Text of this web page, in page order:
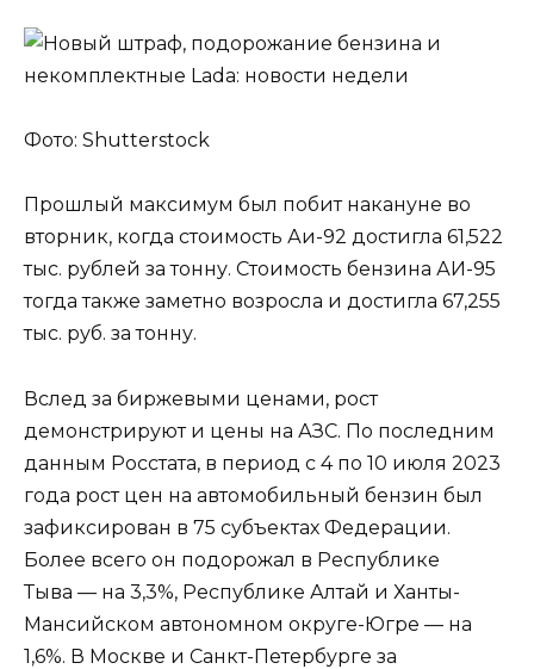
Фото: Shutterstock
Прошлый максимум был побит накануне во
вторник, когда стоимость Аи-92 достигла 61,522
тыс. рублей за тонну. Стоимость бензина АИ-95
тогда также заметно возросла и достигла 67,255
тыс. руб. за тонну.
Вслед за биржевыми ценами, рост
демонстрируют и цены на АЗС. По последним
данным Росстата, в период с 4 по 10 июля 2023
года рост цен на автомобильный бензин был
зафиксирован в 75 субъектах Федерации.
Более всего он подорожал в Республике
Тыва — на 3,3%, Республике Алтай и Ханты-
Мансийском автономном округе-Югре — на
1,6%. В Москве и Санкт-Петербурге за